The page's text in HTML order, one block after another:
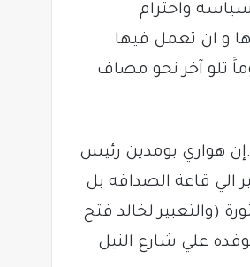
واحترام
و ان تعمل فيها
تلو آخر نحو مصاف
حملت أوراق مؤتمر القمة الأفريقي بالخرطوم عام 1978 …إن هواري بومدين رئيس
الي قاعة الصداقه بل
(والتعبير لخالد فتح
علي شارع النيل